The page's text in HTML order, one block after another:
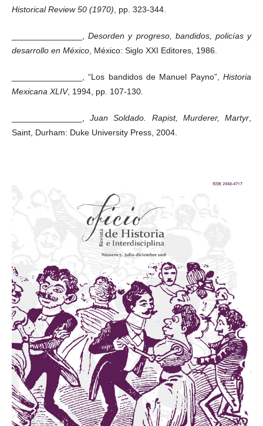
Historical Review 50 (1970) , pp. 323-344.
_______________,Desorden y progreso, bandidos, policías y
desarrollo en México , México: Siglo XXI Editores, 1986.
_______________, “Los bandidos de Manuel Payno”, Historia
Mexicana XLIV, 1994, pp. 107-130.
_______________,Juan Soldado. Rapist, Murderer, Martyr
Saint, Durham: Duke University Press, 2004.